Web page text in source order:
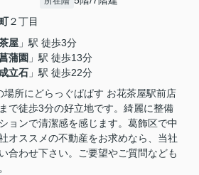
２丁目
屋 」駅 徒歩3分
蒲園 」駅 徒歩13分
立石 」駅 徒歩22分
場所にどらっぐぱぱす お花茶屋駅前店
で徒歩3分の好立地です。綺麗に整備
ョンで清潔感を感じます。葛飾区で中
オススメの不動産をお求めなら、当社
合わせ下さい。ご要望やご質問なども